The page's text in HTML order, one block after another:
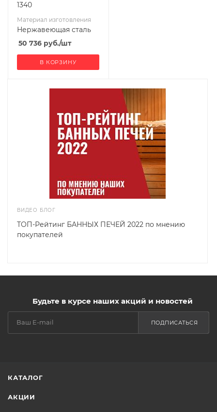
1340
Материал изготовления
Нержавеющая сталь
50 736 руб./шт
В КОРЗИНУ
ВИДЕО БЛОГ
ТОП-Рейтинг БАННЫХ ПЕЧЕЙ 2022 по мнению
покупателей
Будьте в курсе наших акций и новостей
ПОДПИСАТЬСЯ
КАТАЛОГ
АКЦИИ